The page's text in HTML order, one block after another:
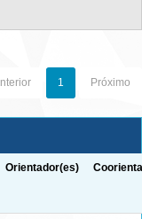
1 Próximo
Orientador(es)